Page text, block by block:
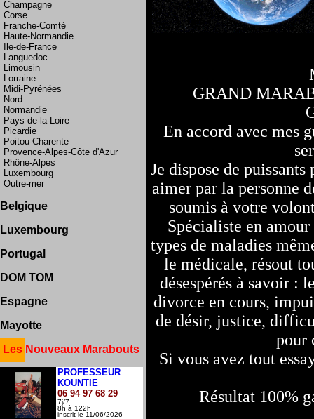
Champagne
Corse
Franche-Comté
Haute-Normandie
Ile-de-France
Languedoc
Limousin
Lorraine
Midi-Pyrénées
Nord
Normandie
Pays-de-la-Loire
Picardie
Poitou-Charente
Provence-Alpes-Côte d'Azur
Rhône-Alpes
Luxembourg
Outre-mer
Allemagne
Bruxelles
France
Portugal
Martinique Guadeloupe
La Réunion
Guyane
Liège
Charleroi
Ontario
Belgique
Luxembourg
Portugal
DOM TOM
Espagne
Mayotte
Les Nouveaux Marabouts
PROFESSEUR
KOUNTIE
06 94 97 68 29
7j/7
8h à 122h
inscrit le 11/06/2026
GRAND
En accord avec mes
Je dispose de
aimer par la personne
soumis à votre
Spécialiste en
types de maladies
le médicale, résout
désespérés à savoir :
divorce en cours,
de désir, justice,
pour
Si vous avez tout
Résultat 100%